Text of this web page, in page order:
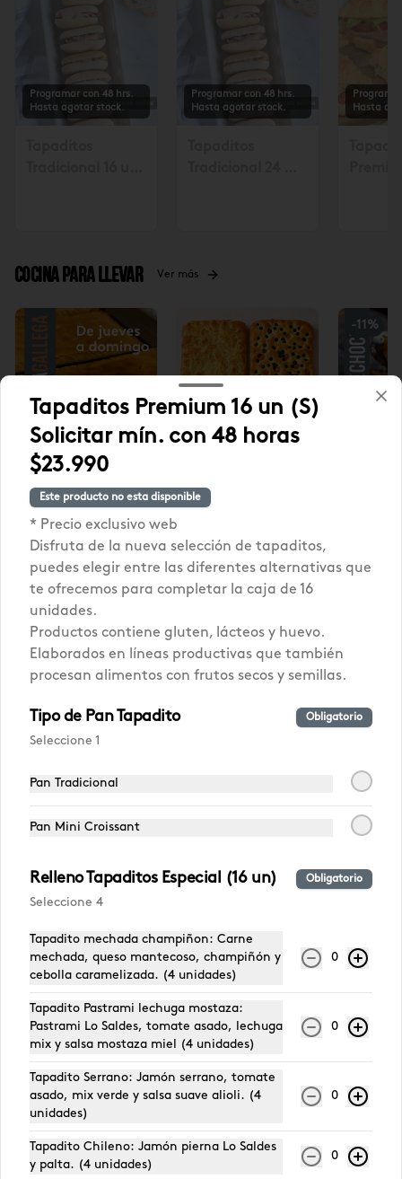
Programar con 48 hrs.
Hasta agotar stock.
Programar con 48 hrs.
Hasta agotar stock.
Hasta
Cocina para llevar Ver más
Empanada
Gallega Mediana
(jueves a
domingo)
Lo Saldes
-11 %
Mercado Lo Saldes Ver más
Lo Saldes
Saldes
Conócenos
Escríbenos
Hablemos
Tapaditos Premium 16 un (S)
Solicitar mín. con 48 horas
$23.990
Este producto no esta disponible
* Precio exclusivo web
Disfruta de la nueva selección de tapaditos,
puedes elegir entre las diferentes alternativas que
te ofrecemos para completar la caja de 16
unidades.
Productos contiene gluten, lácteos y huevo.
Elaborados en líneas productivas que también
procesan alimentos con frutos secos y semillas.
Tipo de Pan Tapadito Obligatorio
Seleccione 1
Pan Tradicional
Pan Mini Croissant
Relleno Tapaditos Especial (16 un) Obligatorio
Seleccione 4
Tapadito mechada champiñon: Carne
mechada, queso mantecoso, champiñón y
cebolla caramelizada. (4 unidades)
0
Tapadito Pastrami lechuga mostaza:
Pastrami Lo Saldes, tomate asado, lechuga
mix y salsa mostaza miel (4 unidades)
0
Tapadito Serrano: Jamón serrano, tomate
asado, mix verde y salsa suave alioli. (4
unidades)
0
Tapadito Chileno: Jamón pierna Lo Saldes
y palta. (4 unidades)
0